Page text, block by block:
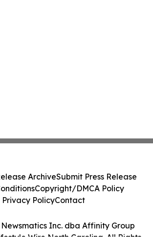
Inc. dba Affinity Group
Wire North Carolina. All Rights
ArchiveSubmit Press Release
Copyright/DMCA Policy
Privacy PolicyContact